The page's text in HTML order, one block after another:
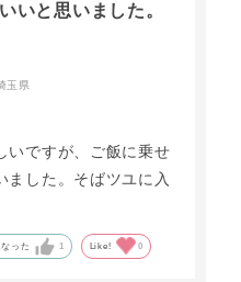
いと思いました。
玉県
いですが、ご飯に乗せ
ました。そばツユに入
った 1 Like! 0